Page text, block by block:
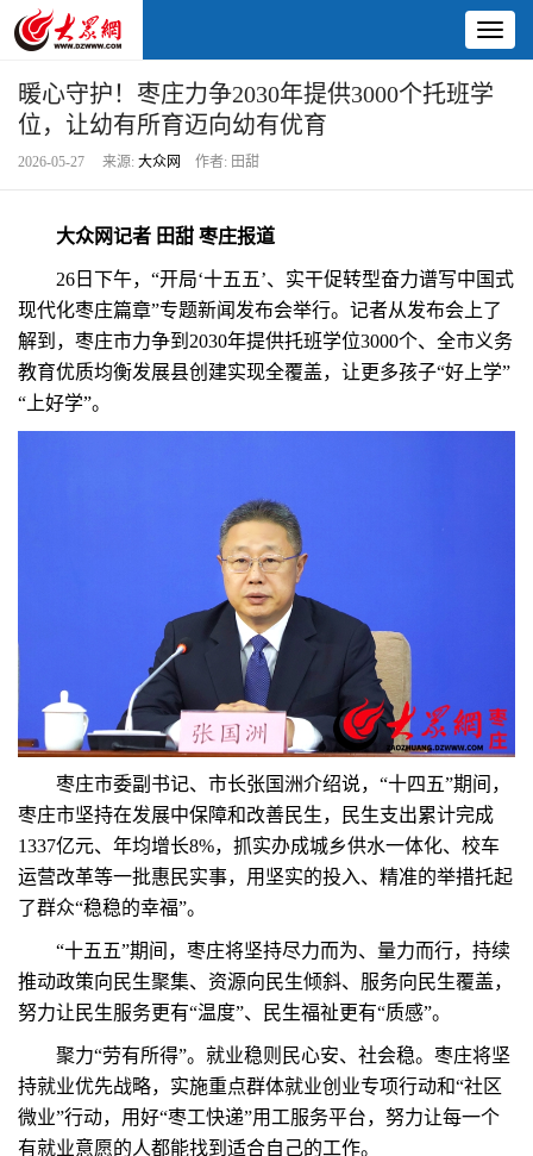
暖心守护！枣庄力争2030年提供3000个托班学
位，让幼有所育迈向幼有优育
2026-05-27 来源: 大众网 作者: 田甜
大众网记者 田甜 枣庄报道
26日下午，“开局‘十五五’、实干促转型奋力谱写中国式
现代化枣庄篇章”专题新闻发布会举行。记者从发布会上了
解到，枣庄市力争到2030年提供托班学位3000个、全市义务
教育优质均衡发展县创建实现全覆盖，让更多孩子“好上学”
“上好学”。
枣庄市委副书记、市长张国洲介绍说，“十四五”期间，
枣庄市坚持在发展中保障和改善民生，民生支出累计完成
1337亿元、年均增长8%，抓实办成城乡供水一体化、校车
运营改革等一批惠民实事，用坚实的投入、精准的举措托起
了群众“稳稳的幸福”。
“十五五”期间，枣庄将坚持尽力而为、量力而行，持续
推动政策向民生聚集、资源向民生倾斜、服务向民生覆盖，
努力让民生服务更有“温度”、民生福祉更有“质感”。
聚力“劳有所得”。就业稳则民心安、社会稳。枣庄将坚
持就业优先战略，实施重点群体就业创业专项行动和“社区
微业”行动，用好“枣工快递”用工服务平台，努力让每一个
有就业意愿的人都能找到适合自己的工作。